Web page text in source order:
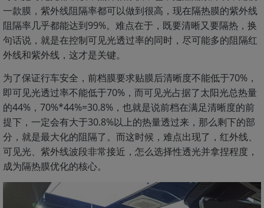
一款膜，紫外线阻隔率都可以做到很高，现在隔热膜的紫外线
阻隔率几乎都能达到99%。难点在于，既要清晰又要隔热，换
句话说，就是在控制可见光透过率的同时，尽可能多的阻隔红
外线和紫外线，这才是关键。
为了保证行车安全，前档膜要求贴膜后清晰度不能低于70%，
即可见光透过率不能低于70%，而可见光占据了太阳光总热量
的44%，70%*44%=30.8%，也就是说前档在满足清晰度的前
提下，一定会有大于30.8%以上的热量透过来，那么剩下的部
分，就是最大化的阻隔了。而这时候，难点出现了，红外线、
可见光、紫外线波段非常接近，怎么选择性透光并拿捏程度，
成为隔热膜优化的核心。